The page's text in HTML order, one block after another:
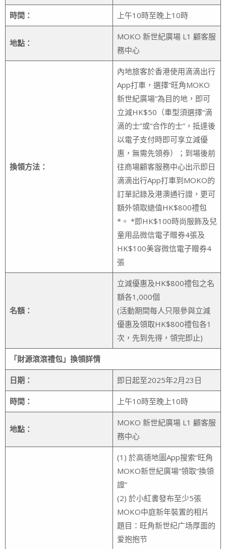
時間： 上午10時至晚上10時
地點：
MOKO 新世紀廣場 L1 顧客服
務中心
換領方法：
內地旅客於香港使用滴滴出行
App打車，選擇“旺角MOKO
新世紀廣場”為目的地，即可
立減HK$50（車型須選擇“滴
滴的士”或“合作的士”，抵達後
以電子支付時即可享立減優
惠，無需先領券）；到場後前
往商場顧客服務中心出示即日
滴滴出行App打車到MOKO的
訂單記錄及港澳通行證，更可
額外領取總值HK$800禮包
*。 *即HK$100時尚服飾及兒
童用品微信電子贈券4張及
HK$100美容微信電子贈券4
張
名額：
立減優惠及HK$800禮包之名
額各1,000個
(活動期間每人只限參與立減
優惠及領取HK$800禮包各1
次，先到先得，領完即止)
「財源滾滾禮包」換領詳情
日期： 即日起至2025年2月23日
時間： 上午10時至晚上10時
地點：
MOKO 新世紀廣場 L1 顧客服
務中心
(1) 於高德地圖App搜索“旺角
MOKO新世紀廣場”領取“換領
證”
(2) 於小紅書發布至少5張
MOKO中庭新年裝置的相片
題目：旺角新世纪广场厚面的
爱抱抱节